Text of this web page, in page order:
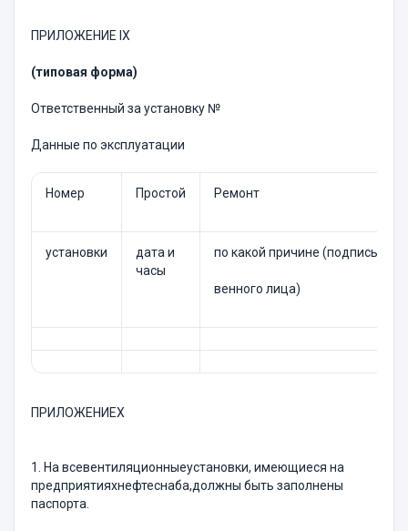
ПРИЛОЖЕНИЕ IX
(типовая форма)
Ответственный за установку №
Данные по эксплуатации
Номер Простой Ремонт
установки
дата и
часы
по какой причине (подпись
венного лица)
ПРИЛОЖЕНИЕХ
1. На всевентиляционныеустановки, имеющиеся на
предприятияхнефтеснаба,должны быть заполнены
паспорта.